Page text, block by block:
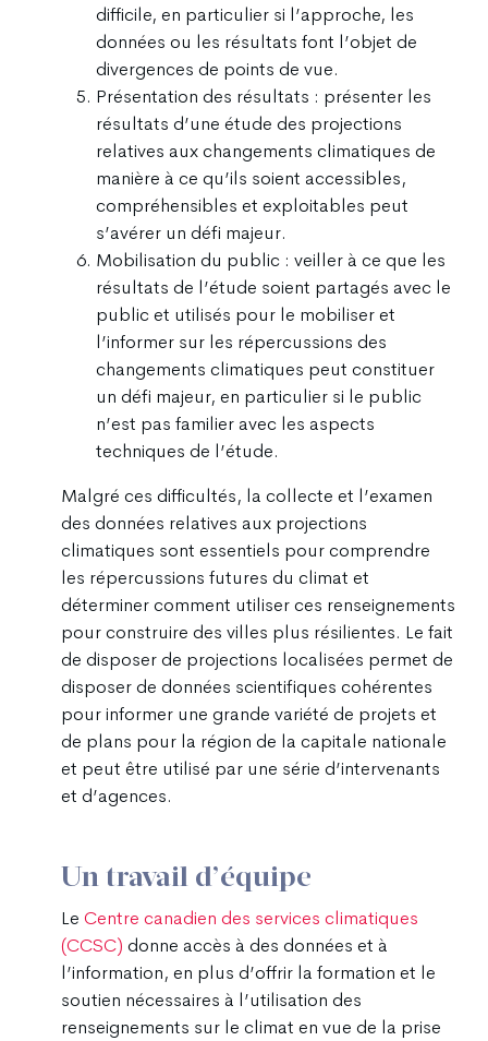
difficile, en particulier si l’approche, les
données ou les résultats font l’objet de
divergences de points de vue.
Présentation des résultats : présenter les
résultats d’une étude des projections
relatives aux changements climatiques de
manière à ce qu’ils soient accessibles,
compréhensibles et exploitables peut
s’avérer un défi majeur.
Mobilisation du public : veiller à ce que les
résultats de l’étude soient partagés avec le
public et utilisés pour le mobiliser et
l’informer sur les répercussions des
changements climatiques peut constituer
un défi majeur, en particulier si le public
n’est pas familier avec les aspects
techniques de l’étude.
Malgré ces difficultés, la collecte et l’examen
des données relatives aux projections
climatiques sont essentiels pour comprendre
les répercussions futures du climat et
déterminer comment utiliser ces renseignements
pour construire des villes plus résilientes. Le fait
de disposer de projections localisées permet de
disposer de données scientifiques cohérentes
pour informer une grande variété de projets et
de plans pour la région de la capitale nationale
et peut être utilisé par une série d’intervenants
et d’agences.
Un travail d’équipe
Le Centre canadien des services climatiques
(CCSC) donne accès à des données et à
l’information, en plus d’offrir la formation et le
soutien nécessaires à l’utilisation des
renseignements sur le climat en vue de la prise